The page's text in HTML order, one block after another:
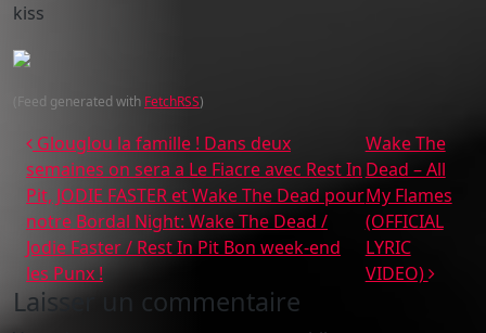
kiss
(Feed generated with FetchRSS)
Navigation des articles
Glouglou la famille ! Dans deux
semaines on sera a Le Fiacre avec Rest In
Pit, JODIE FASTER et Wake The Dead pour
notre Bordal Night: Wake The Dead /
Jodie Faster / Rest In Pit Bon week-end
les Punx !
Wake The
Dead – All
My Flames
(OFFICIAL
LYRIC
VIDEO)
Laisser un commentaire